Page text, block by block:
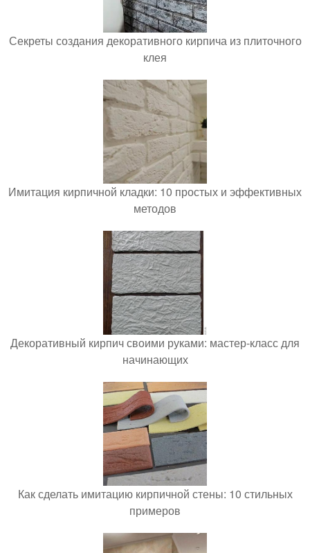
Секреты создания декоративного кирпича из плиточного
клея
Имитация кирпичной кладки: 10 простых и эффективных
методов
Декоративный кирпич своими руками: мастер-класс для
начинающих
Как сделать имитацию кирпичной стены: 10 стильных
примеров